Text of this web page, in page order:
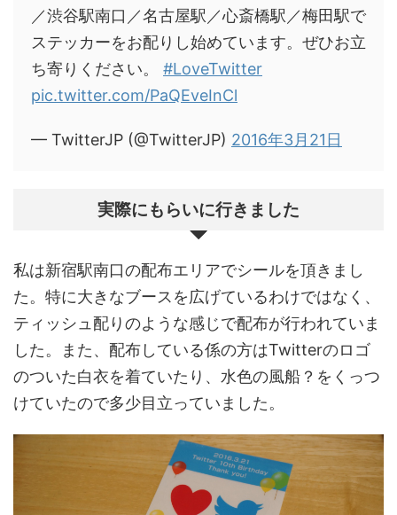
／渋谷駅南口／名古屋駅／心斎橋駅／梅田駅で
ステッカーをお配りし始めています。ぜひお立
ち寄りください。 #LoveTwitter
pic.twitter.com/PaQEveInCl
— TwitterJP (@TwitterJP) 2016年3月21日
実際にもらいに行きました
私は新宿駅南口の配布エリアでシールを頂きまし
た。特に大きなブースを広げているわけではなく、
ティッシュ配りのような感じで配布が行われていま
した。また、配布している係の方はTwitterのロゴ
のついた白衣を着ていたり、水色の風船？をくっつ
けていたので多少目立っていました。